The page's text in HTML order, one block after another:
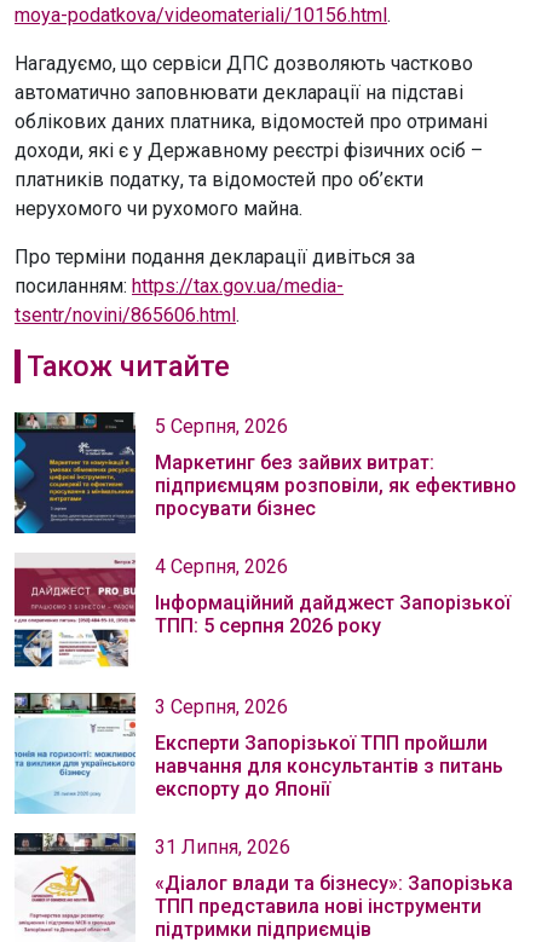
moya-podatkova/videomateriali/10156.html.
Нагадуємо, що сервіси ДПС дозволяють частково
автоматично заповнювати декларації на підставі
облікових даних платника, відомостей про отримані
доходи, які є у Державному реєстрі фізичних осіб –
платників податку, та відомостей про об’єкти
нерухомого чи рухомого майна.
Про терміни подання декларації дивіться за
посиланням: https://tax.gov.ua/media-
tsentr/novini/865606.html.
Також читайте
5 Серпня, 2026
Маркетинг без зайвих витрат:
підприємцям розповіли, як ефективно
просувати бізнес
4 Серпня, 2026
Інформаційний дайджест Запорізької
ТПП: 5 серпня 2026 року
3 Серпня, 2026
Експерти Запорізької ТПП пройшли
навчання для консультантів з питань
експорту до Японії
31 Липня, 2026
«Діалог влади та бізнесу»: Запорізька
ТПП представила нові інструменти
підтримки підприємців